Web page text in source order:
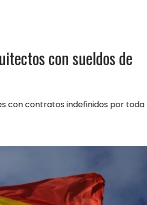
con sueldos de
con contratos indefinidos por toda